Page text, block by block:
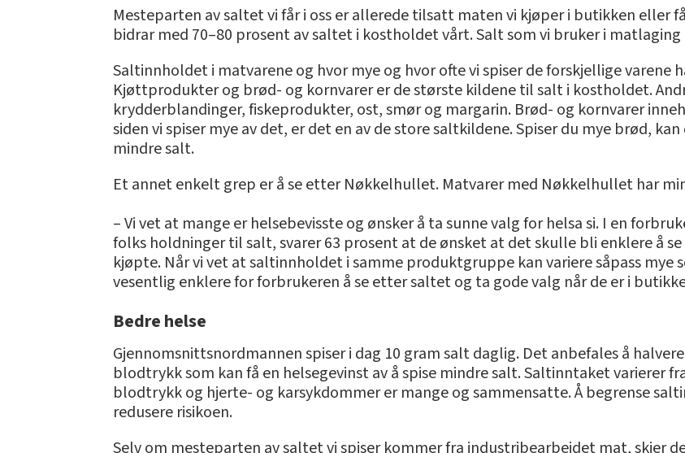
Mesteparten av saltet vi får i oss er allerede tilsatt maten vi kjøper i butikken eller
bidrar med 70–80 prosent av saltet i kostholdet vårt. Salt som vi bruker i
Saltinnholdet i matvarene og hvor mye og hvor ofte vi spiser de forskjellige
Kjøttprodukter og brød- og kornvarer er de største kildene til salt i kostholdet.
krydderblandinger, fiskeprodukter, ost, smør og margarin. Brød- og kornvarer
siden vi spiser mye av det, er det en av de store saltkildene. Spiser du mye brød,
mindre salt.
Et annet enkelt grep er å se etter Nøkkelhullet. Matvarer med Nøkkelhullet har
– Vi vet at mange er helsebevisste og ønsker å ta sunne valg for helsa si. I en
folks holdninger til salt, svarer 63 prosent at de ønsket at det skulle bli enklere å
kjøpte. Når vi vet at saltinnholdet i samme produktgruppe kan variere såpass
vesentlig enklere for forbrukeren å se etter saltet og ta gode valg når de er i
Bedre helse
Gjennomsnittsnordmannen spiser i dag 10 gram salt daglig. Det anbefales å
blodtrykk som kan få en helsegevinst av å spise mindre salt. Saltinntaket varierer
blodtrykk og hjerte- og karsykdommer er mange og sammensatte. Å begrense
redusere risikoen.
Selv om mesteparten av saltet vi spiser kommer fra industribearbeidet mat, skjer